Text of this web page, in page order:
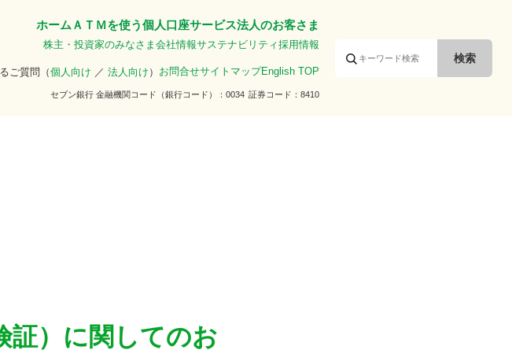
ホーム ＡＴＭを使う個人口座サービス法人のお客さま
株主・投資家のみなさま 会社情報サステナビリティ採用情報
ご質問（個人向け ／ 法人向け ） お問合せサイトマップEnglish TOP
セブン銀行 金融機関コード（銀行コード） 0034 証券コード 8410
証）に関してのお